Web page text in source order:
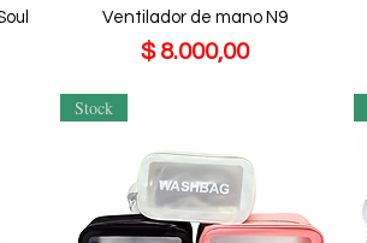
Ventilador de mano N9
Precio
$ 8.000,00
Stock